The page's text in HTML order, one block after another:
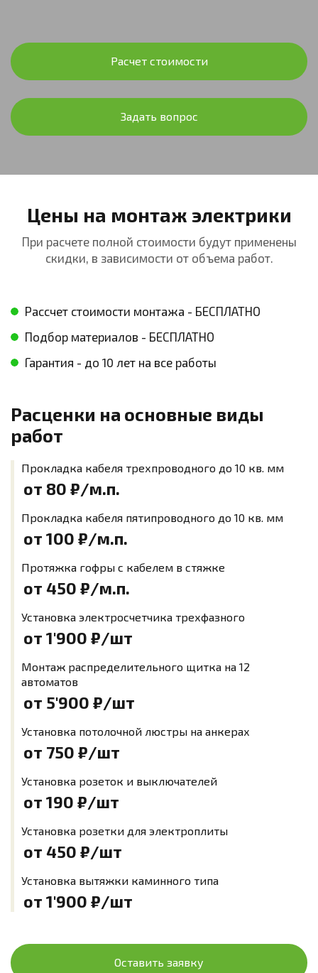
Расчет стоимости
Задать вопрос
Цены на монтаж электрики
При расчете полной стоимости будут применены
скидки, в зависимости от объема работ.
Рассчет стоимости монтажа - БЕСПЛАТНО
Подбор материалов - БЕСПЛАТНО
Гарантия - до 10 лет на все работы
Расценки на основные виды
работ
Прокладка кабеля трехпроводного до 10 кв. мм
от 80 ₽/м.п.
Прокладка кабеля пятипроводного до 10 кв. мм
от 100 ₽/м.п.
Протяжка гофры с кабелем в стяжке
от 450 ₽/м.п.
Установка электросчетчика трехфазного
от 1'900 ₽/шт
Монтаж распределительного щитка на 12
автоматов
от 5'900 ₽/шт
Установка потолочной люстры на анкерах
от 750 ₽/шт
Установка розеток и выключателей
от 190 ₽/шт
Установка розетки для электроплиты
от 450 ₽/шт
Установка вытяжки каминного типа
от 1'900 ₽/шт
Оставить заявку